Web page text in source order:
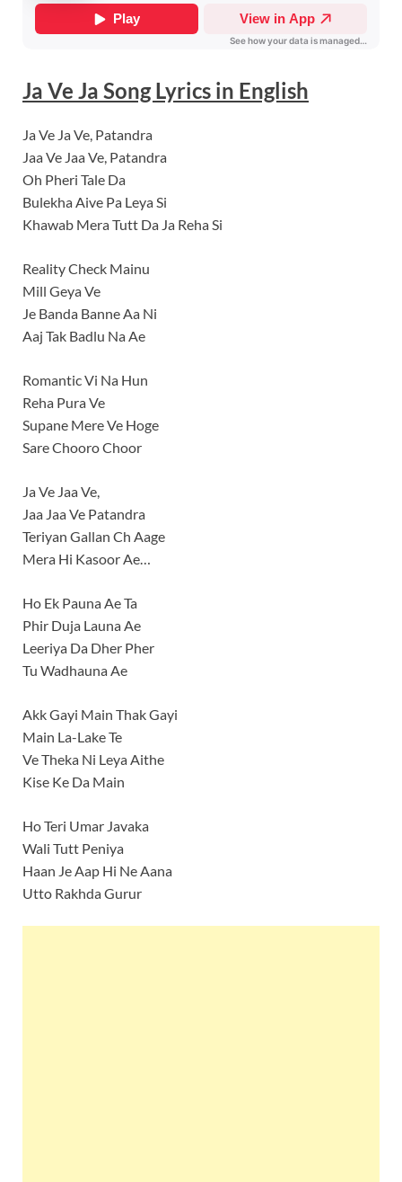
Ja Ve Ja Song Lyrics in English
Ja Ve Ja Ve, Patandra
Jaa Ve Jaa Ve, Patandra
Oh Pheri Tale Da
Bulekha Aive Pa Leya Si
Khawab Mera Tutt Da Ja Reha Si
Reality Check Mainu
Mill Geya Ve
Je Banda Banne Aa Ni
Aaj Tak Badlu Na Ae
Romantic Vi Na Hun
Reha Pura Ve
Supane Mere Ve Hoge
Sare Chooro Choor
Ja Ve Jaa Ve,
Jaa Jaa Ve Patandra
Teriyan Gallan Ch Aage
Mera Hi Kasoor Ae…
Ho Ek Pauna Ae Ta
Phir Duja Launa Ae
Leeriya Da Dher Pher
Tu Wadhauna Ae
Akk Gayi Main Thak Gayi
Main La-Lake Te
Ve Theka Ni Leya Aithe
Kise Ke Da Main
Ho Teri Umar Javaka
Wali Tutt Peniya
Haan Je Aap Hi Ne Aana
Utto Rakhda Gurur